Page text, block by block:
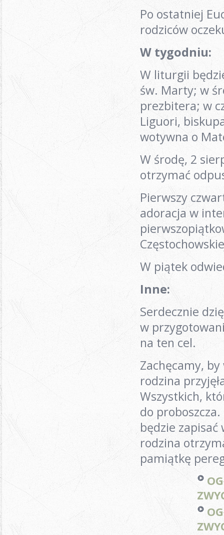
Po ostatniej
rodziców
W tygodniu:
W liturgii
św. Marty; w
prezbitera; w
Liguori,
wotywna o
W środę, 2
otrzymać
Pierwszy
adoracja w
W piątek
Inne:
Serdecznie
w
na ten cel.
Zachęcamy,
rodzina
Wszystkich,
do
będzie zapisać
rodzina
pamiątkę